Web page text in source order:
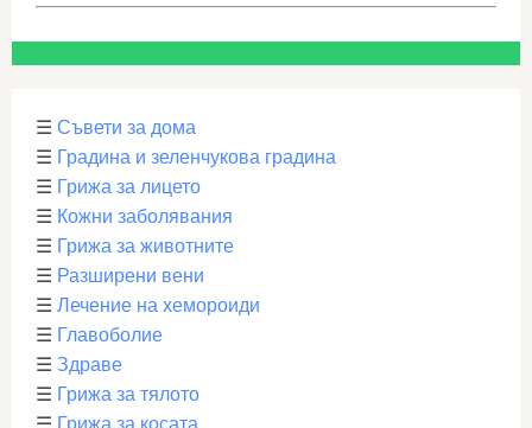
☰ Съвети за дома
☰ Градина и зеленчукова градина
☰ Грижа за лицето
☰ Кожни заболявания
☰ Грижа за животните
☰ Разширени вени
☰ Лечение на хемороиди
☰ Главоболие
☰ Здраве
☰ Грижа за тялото